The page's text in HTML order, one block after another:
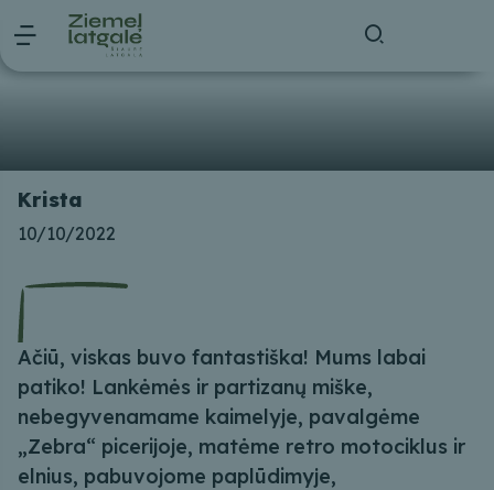
Krista
10/10/2022
Ačiū, viskas buvo fantastiška! Mums labai
patiko! Lankėmės ir partizanų miške,
nebegyvenamame kaimelyje, pavalgėme
„Zebra“ picerijoje, matėme retro motociklus ir
elnius, pabuvojome paplūdimyje,